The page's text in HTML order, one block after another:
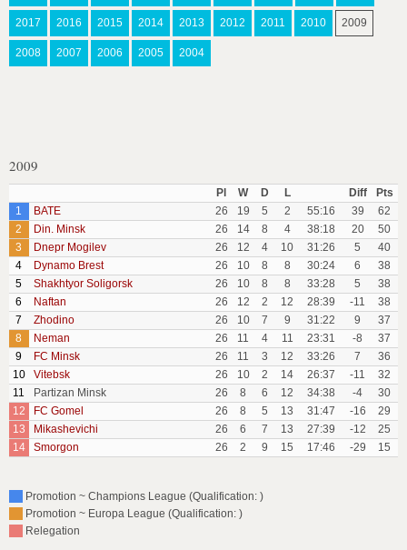
2017 2016 2015 2014 2013 2012 2011 2010 2009
2008 2007 2006 2005 2004
2009
Pl W D L Diff
Pts
1
BATE 26 19 5 2 55:16 39
62
2
Din. Minsk 26 14 8 4 38:18 20
50
3
Dnepr Mogilev 26 12 4 10 31:26 5
40
4
Dynamo Brest 26 10 8 8 30:24 6
38
5
Shakhtyor Soligorsk 26 10 8 8 33:28 5
38
6
Naftan 26 12 2 12 28:39 -11
38
7
Zhodino 26 10 7 9 31:22 9
37
8
Neman 26 11 4 11 23:31 -8
37
9
FC Minsk 26 11 3 12 33:26 7
36
10
Vitebsk 26 10 2 14 26:37 -11
32
11
Partizan Minsk 26 8 6 12 34:38 -4
30
12
FC Gomel 26 8 5 13 31:47 -16
29
13
Mikashevichi 26 6 7 13 27:39 -12
25
14
Smorgon 26 2 9 15 17:46 -29 15
Promotion ~ Champions League (Qualification: )
Promotion ~ Europa League (Qualification: )
Relegation